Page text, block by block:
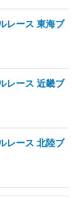
レース 東海ブ
レース 近畿ブ
レース 北陸ブ